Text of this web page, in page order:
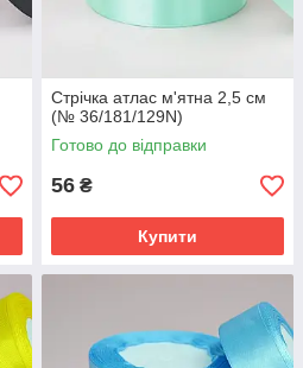
Стрічка атлас м'ятна 2,5 см
(№ 36/181/129N)
Готово до відправки
56 ₴
Купити